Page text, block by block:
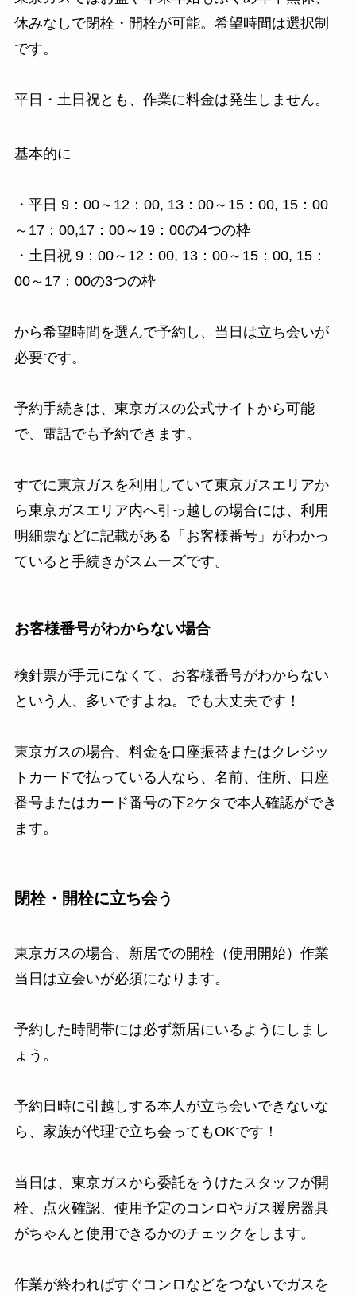
休みなしで閉栓・開栓が可能。希望時間は選択制
です。
平日・土日祝とも、作業に料金は発生しません。
基本的に
・平日 9：00～12：00, 13：00～15：00, 15：00
～17：00,17：00～19：00の4つの枠
・土日祝 9：00～12：00, 13：00～15：00, 15：
00～17：00の3つの枠
から希望時間を選んで予約し、当日は立ち会いが
必要です。
予約手続きは、東京ガスの公式サイトから可能
で、電話でも予約できます。
すでに東京ガスを利用していて東京ガスエリアか
ら東京ガスエリア内へ引っ越しの場合には、利用
明細票などに記載がある「お客様番号」がわかっ
ていると手続きがスムーズです。
お客様番号がわからない場合
検針票が手元になくて、お客様番号がわからない
という人、多いですよね。でも大丈夫です！
東京ガスの場合、料金を口座振替またはクレジッ
トカードで払っている人なら、名前、住所、口座
番号またはカード番号の下2ケタで本人確認ができ
ます。
閉栓・開栓に立ち会う
東京ガスの場合、新居での開栓（使用開始）作業
当日は立会いが必須になります。
予約した時間帯には必ず新居にいるようにしまし
ょう。
予約日時に引越しする本人が立ち会いできないな
ら、家族が代理で立ち会ってもOKです！
当日は、東京ガスから委託をうけたスタッフが開
栓、点火確認、使用予定のコンロやガス暖房器具
がちゃんと使用できるかのチェックをします。
作業が終わればすぐコンロなどをつないでガスを